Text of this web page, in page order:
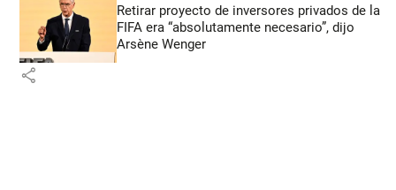
Retirar proyecto de inversores privados de la
FIFA era “absolutamente necesario”, dijo
Arsène Wenger
share